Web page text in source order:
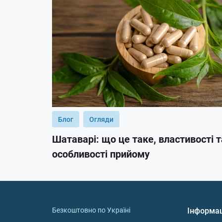
Блог Огляди
Шатаварі: що це таке, властивості
особливості прийому
Безкоштовно по Україні